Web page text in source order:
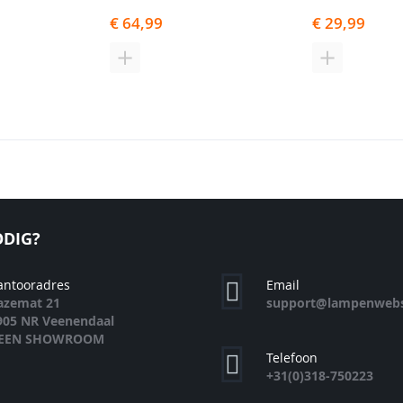
€ 64,99
TOEVOEGEN
€ 29,99
TOEVOEGEN
21
NR Veenendaal
SHOWROOM
Email
Telefoon
+31(0)318-750223